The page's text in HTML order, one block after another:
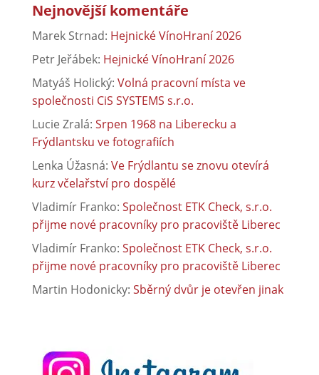
Nejnovější komentáře
Marek Strnad: Hejnické VínoHraní 2026
Petr Jeřábek: Hejnické VínoHraní 2026
Matyáš Holický: Volná pracovní místa ve
společnosti CiS SYSTEMS s.r.o.
Lucie Zralá: Srpen 1968 na Liberecku a
Frýdlantsku ve fotografiích
Lenka Úžasná: Ve Frýdlantu se znovu otevírá
kurz včelařství pro dospělé
Vladimír Franko: Společnost ETK Check, s.r.o.
přijme nové pracovníky pro pracoviště Liberec
Vladimír Franko: Společnost ETK Check, s.r.o.
přijme nové pracovníky pro pracoviště Liberec
Martin Hodonicky: Sběrný dvůr je otevřen jinak